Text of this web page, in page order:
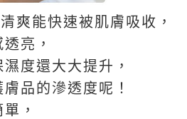
爽能快速被肌膚吸收，
亮，
度還大大提升，
品的滲透度呢！
，